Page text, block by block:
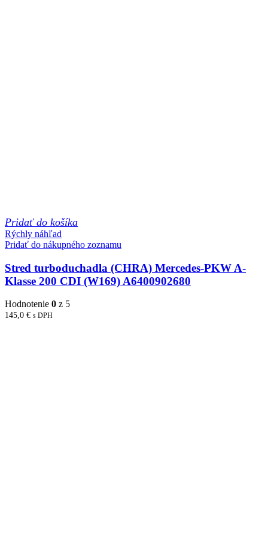
Pridať do košíka
Rýchly náhľad
Pridať do nákupného zoznamu
Stred turboduchadla (CHRA) Mercedes-PKW A-
Klasse 200 CDI (W169) A6400902680
Hodnotenie 0 z 5
145,0 € s DPH